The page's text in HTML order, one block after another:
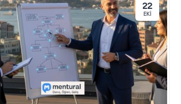
22
EKI